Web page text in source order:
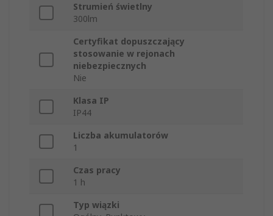
Strumień świetlny
300lm
Certyfikat dopuszczający
stosowanie w rejonach
niebezpiecznych
Nie
Klasa IP
IP44
Liczba akumulatorów
1
Czas pracy
1 h
Typ wiązki